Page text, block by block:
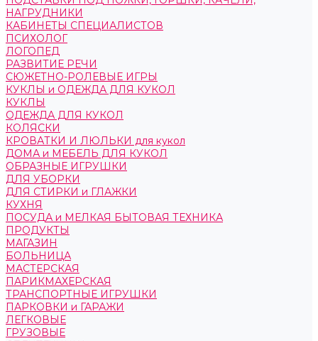
НАГРУДНИКИ
КАБИНЕТЫ СПЕЦИАЛИСТОВ
ПСИХОЛОГ
ЛОГОПЕД
РАЗВИТИЕ РЕЧИ
СЮЖЕТНО-РОЛЕВЫЕ ИГРЫ
КУКЛЫ и ОДЕЖДА ДЛЯ КУКОЛ
КУКЛЫ
ОДЕЖДА ДЛЯ КУКОЛ
КОЛЯСКИ
КРОВАТКИ И ЛЮЛЬКИ для кукол
ДОМА и МЕБЕЛЬ ДЛЯ КУКОЛ
ОБРАЗНЫЕ ИГРУШКИ
ДЛЯ УБОРКИ
ДЛЯ СТИРКИ и ГЛАЖКИ
КУХНЯ
ПОСУДА и МЕЛКАЯ БЫТОВАЯ ТЕХНИКА
ПРОДУКТЫ
МАГАЗИН
БОЛЬНИЦА
МАСТЕРСКАЯ
ПАРИКМАХЕРСКАЯ
ТРАНСПОРТНЫЕ ИГРУШКИ
ПАРКОВКИ и ГАРАЖИ
ЛЕГКОВЫЕ
ГРУЗОВЫЕ